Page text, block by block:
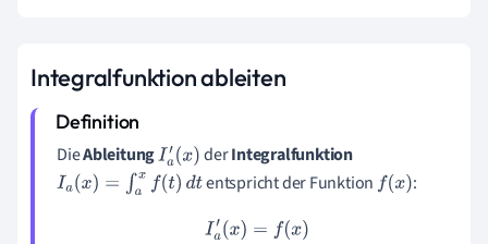
Integralfunktion ableiten
DieAbleitungIa′(x) derIntegralfunktion
Ia(x)=∫ axf (t)d t entspricht der Funktion f(x) :
Ia′(x )= (x)